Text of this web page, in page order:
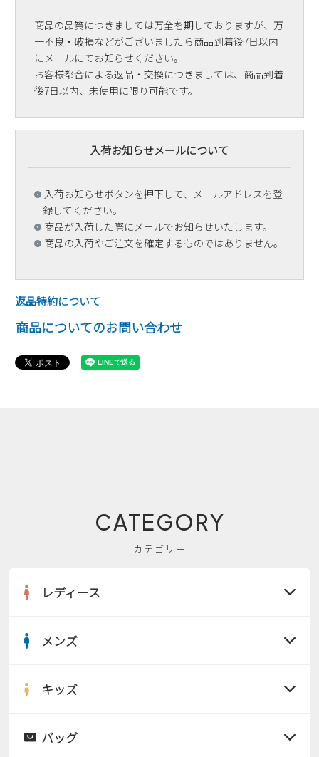
商品の品質につきましては万全を期しておりますが、万
一不良・破損などがございましたら商品到着後7日以内
にメールにてお知らせください。
お客様都合による返品・交換につきましては、商品到着
後7日以内、未使用に限り可能です。
入荷お知らせメールについて
入荷お知らせボタンを押下して、メールアドレスを登
録してください。
商品が入荷した際にメールでお知らせいたします。
商品の入荷やご注文を確定するものではありません。
返品特約について
商品についてのお問い合わせ
CATEGORY
カテゴリー
レディース
サンダル
メンズ
サンダル
キッズ
バッグ